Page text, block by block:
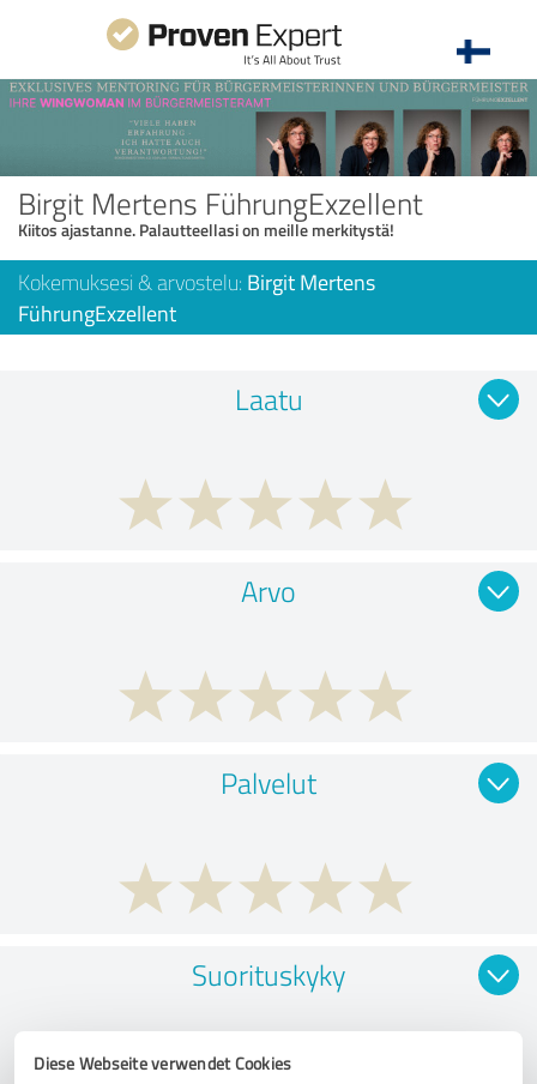
Diese Webseite verwendet Cookies
Birgit Mertens FührungExzellent
Kiitos ajastanne. Palautteellasi on meille merkitystä!
Kokemuksesi & arvostelu: Birgit Mertens
FührungExzellent
Laatu
Arvo
Palvelut
Suorituskyky